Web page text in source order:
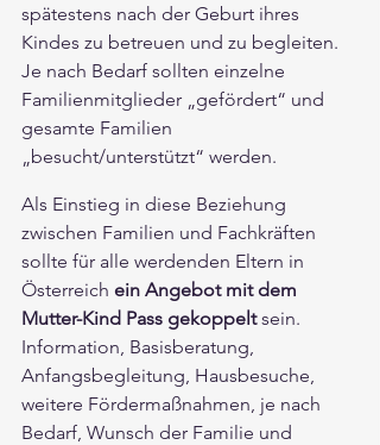
spätestens nach der Geburt ihres
Kindes zu betreuen und zu begleiten.
Je nach Bedarf sollten einzelne
Familienmitglieder „gefördert“ und
gesamte Familien
„besucht/unterstützt“ werden.
Als Einstieg in diese Beziehung
zwischen Familien und Fachkräften
sollte für alle werdenden Eltern in
Österreich ein Angebot mit dem
Mutter-Kind Pass gekoppelt sein.
Information, Basisberatung,
Anfangsbegleitung, Hausbesuche,
weitere Fördermaßnahmen, je nach
Bedarf, Wunsch der Familie und